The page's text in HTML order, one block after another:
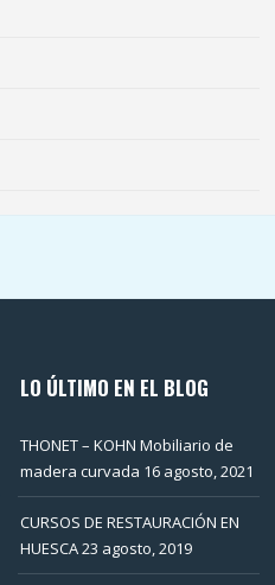
LO ÚLTIMO EN EL BLOG
THONET – KOHN Mobiliario de
madera curvada 16 agosto, 2021
CURSOS DE RESTAURACIÓN EN
HUESCA23 agosto, 2019